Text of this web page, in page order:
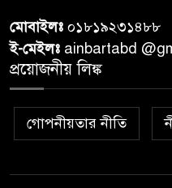
ডোনার্স ক্লাব” এবং
৮
৯
মোবাইলঃ ০১৮১৯২৩১৪৮৮
ই-মেইলঃ ainbartabd
প্রয়োজনীয় লিঙ্ক
গোপনীয়তার নীতি